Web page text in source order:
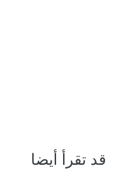
قد تقرأ أيضا